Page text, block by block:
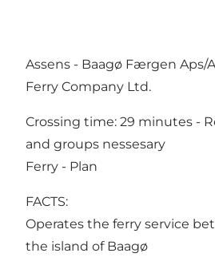
Assens - Baagø Færgen Aps/
Ferry Company Ltd.
Crossing time: 29 minutes -
and groups nessesary
Ferry - Plan
FACTS:
Operates the ferry service
the island of Baagø